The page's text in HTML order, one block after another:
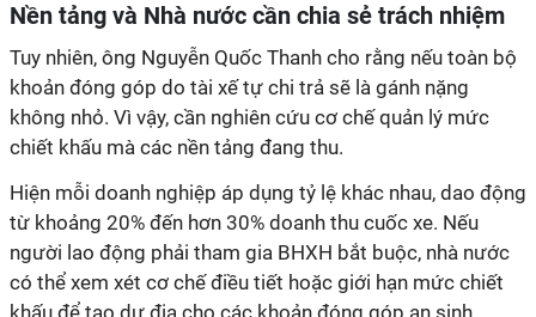
Nền tảng và Nhà nước cần chia sẻ trách nhiệm
Tuy nhiên, ông Nguyễn Quốc Thanh cho rằng nếu toàn bộ
khoản đóng góp do tài xế tự chi trả sẽ là gánh nặng
không nhỏ. Vì vậy, cần nghiên cứu cơ chế quản lý mức
chiết khấu mà các nền tảng đang thu.
Hiện mỗi doanh nghiệp áp dụng tỷ lệ khác nhau, dao động
từ khoảng 20% đến hơn 30% doanh thu cuốc xe. Nếu
người lao động phải tham gia BHXH bắt buộc, nhà nước
có thể xem xét cơ chế điều tiết hoặc giới hạn mức chiết
khấu để tạo dư địa cho các khoản đóng góp an sinh.